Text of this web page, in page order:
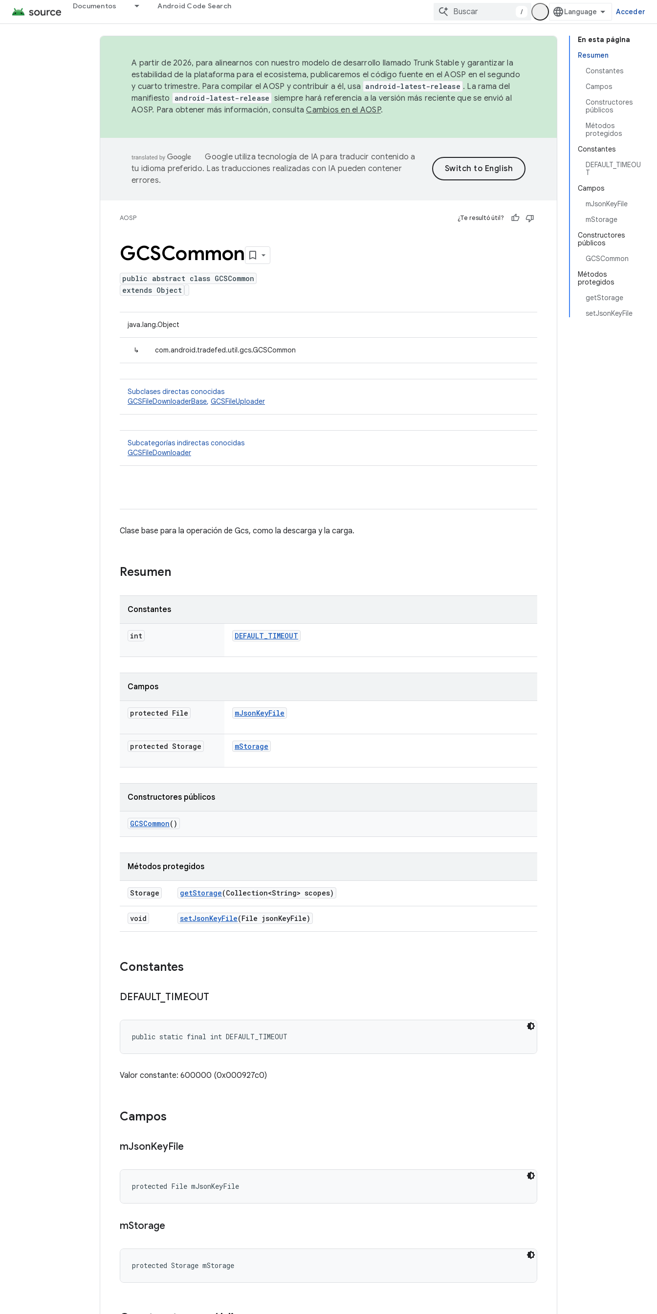
Documentos Android Code Search
/ Acceder
En esta página
Resumen
Constantes
Campos
Constructores
públicos
Métodos
protegidos
Constantes
DEFAULT_TIMEOU
T
Campos
mJsonKeyFile
mStorage
Constructores
públicos
GCSCommon
Métodos
protegidos
getStorage
setJsonKeyFile
A partir de 2026, para alinearnos con nuestro modelo de desarrollo llamado Trunk Stable y garantizar la
estabilidad de la plataforma para el ecosistema, publicaremos el código fuente en el AOSP en el segundo
y cuarto trimestre. Para compilar el AOSP y contribuir a él, usa android-latest-release . La rama del
manifiesto
android-latest-release siempre hará referencia a la versión más reciente que se envió al
AOSP. Para obtener más información, consultaCambios en el AOSP.
Google utiliza tecnología de IA para traducir contenido a
tu idioma preferido. Las traducciones realizadas con IA pueden contener
errores.
AOSP ¿Te resultó útil?
GCSCommon
public abstract class GCSCommon
extends Object
java.lang.Object
↳ com.android.tradefed.util.gcs.GCSCommon
Subclases directas conocidas
GCSFileDownloaderBase, GCSFileUploader
Subcategorías indirectas conocidas
GCSFileDownloader
Clase base para la operación de Gcs, como la descarga y la carga.
Resumen
Constantes
int DEFAULT_TIMEOUT
Campos
protected File mJsonKeyFile
protected Storage mStorage
Constructores públicos
GCSCommon()
Métodos protegidos
Storage getStorage(Collection<String> scopes)
void setJsonKeyFile(File jsonKeyFile)
Constantes
DEFAULT_ TIMEOUT
public static final int DEFAULT_TIMEOUT
Valor constante: 600000 (0x000927c0)
Campos
mJsonKeyFile
protected File mJsonKeyFile
mStorage
protected Storage mStorage